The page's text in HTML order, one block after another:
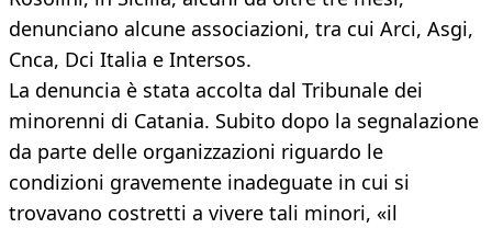
denunciano alcune associazioni, tra cui Arci, Asgi,
Cnca, Dci Italia e Intersos.
La denuncia è stata accolta dal Tribunale dei
minorenni di Catania. Subito dopo la segnalazione
da parte delle organizzazioni riguardo le
condizioni gravemente inadeguate in cui si
trovavano costretti a vivere tali minori, «il